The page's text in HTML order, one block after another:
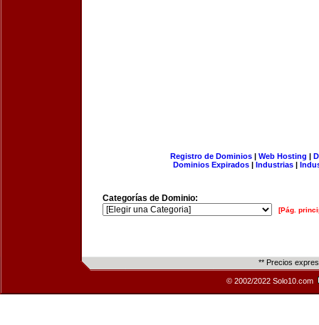
Registro de Dominios| Web Hosting |
Dominios Expirados | Industrias |
Categorías de Dominio:
[Pág.
** Precios
© 2002/2022 Solo10.com